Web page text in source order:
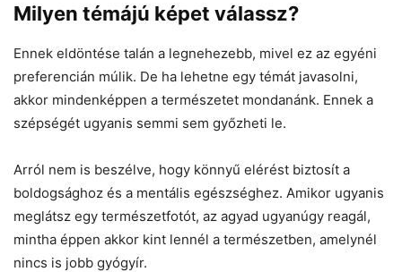
Milyen témájú képet válassz?
Ennek eldöntése talán a legnehezebb, mivel ez az egyéni
preferencián múlik. De ha lehetne egy témát javasolni,
akkor mindenképpen a természetet mondanánk. Ennek a
szépségét ugyanis semmi sem győzheti le.
Arról nem is beszélve, hogy könnyű elérést biztosít a
boldogsághoz és a mentális egészséghez. Amikor ugyanis
meglátsz egy természetfotót, az agyad ugyanúgy reagál,
mintha éppen akkor kint lennél a természetben, amelynél
nincs is jobb gyógyír.